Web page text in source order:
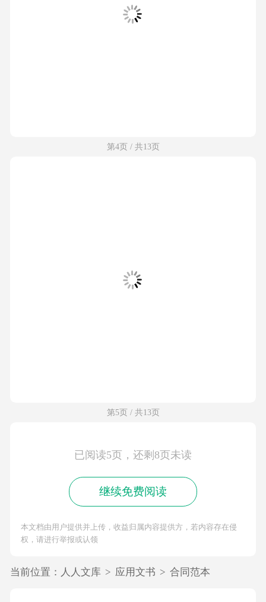
第4页 / 共13页
第5页 / 共13页
已阅读5页，还剩8页未读
继续免费阅读
本文档由用户提供并上传，收益归属内容提供方，若内容存在侵
权，请进行举报或认领
当前位置： 人人文库 > 应用文书 > 合同范本